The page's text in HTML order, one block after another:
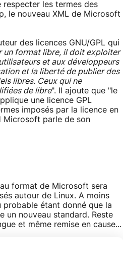
les termes des
le nouveau XML de Microsoft
des licences GNU/GPL qui
un format libre, il doit exploiter
et aux développeurs
et la liberté de publier des
libres. Ceux qui ne
de libre". Il ajoute que "le
une licence GPL
imposés par la licence en
Microsoft parle de son
format de Microsoft sera
autour de Linux. A moins
étant donné que la
un nouveau standard. Reste
et même remise en cause...